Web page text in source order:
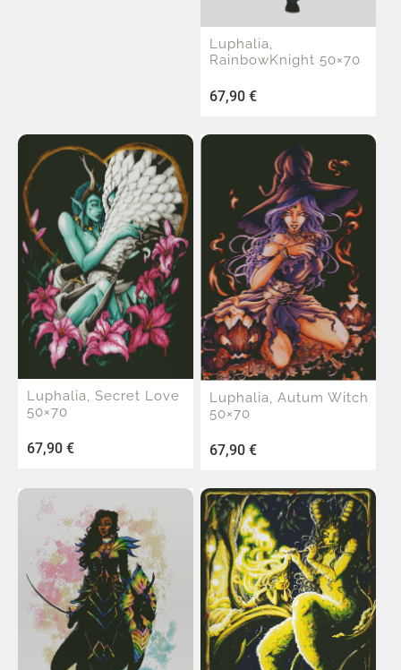
Luphalia,
RainbowKnight 50×70
67,90 €
Luphalia, Secret Love
50×70
67,90 €
Luphalia, Autum Witch
50×70
67,90 €